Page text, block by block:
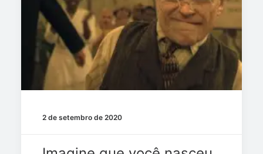
2 de setembro de 2020